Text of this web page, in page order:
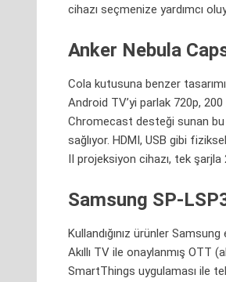
cihazı seçmenize yardımcı
Anker Nebula
Cola kutusuna benzer
Android TV’yi parlak 720p,
Chromecast desteği sunan bu
sağlıyor. HDMI, USB gibi
II projeksiyon cihazı, tek
Samsung SP-
Kullandığınız ürünler
Akıllı TV ile onaylanmış OTT
SmartThings uygulaması ile